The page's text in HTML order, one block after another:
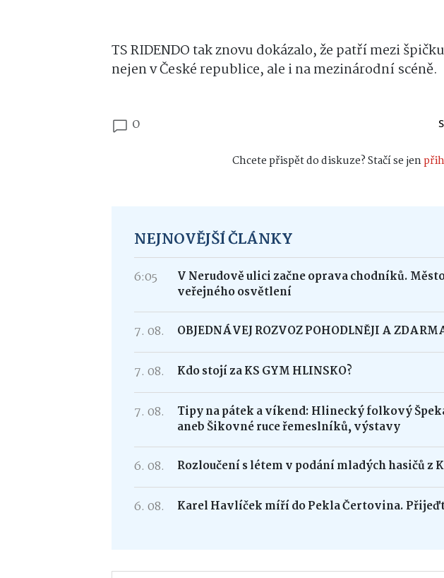
TS RIDENDO tak znovu dokázalo, že patří mezi
nejen v České republice, ale i na mezinárodní scéně.
0
Chcete přispět do diskuze? Stačí se jen
NEJNOVĚJŠÍ ČLÁNKY
6:05
V Nerudově ulici začne oprava chodníků.
veřejného osvětlení
7. 08. OBJEDNÁVEJ ROZVOZ POHODLNĚJI A
7. 08. Kdo stojí za KS GYM HLINSKO?
7. 08.
Tipy na pátek a víkend: Hlinecký folkový
aneb Šikovné ruce řemeslníků, výstavy
6. 08. Rozloučení s létem v podání mladých hasičů z
6. 08. Karel Havlíček míří do Pekla Čertovina.